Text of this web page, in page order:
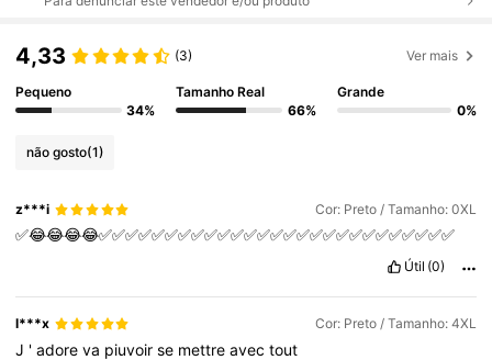
4,33 (3) Ver mais
Pequeno
34%
Tamanho Real
66%
Grande
0%
não gosto(1)
z***i Cor: Preto / Tamanho: 0XL
✅😂😂😂😂✅✅✅✅✅✅✅✅✅✅✅✅✅✅✅✅✅✅✅✅✅✅✅✅✅✅✅
Útil (0)
l***x Cor: Preto / Tamanho: 4XL
J 'adoreva piuvoirse mettreavectout